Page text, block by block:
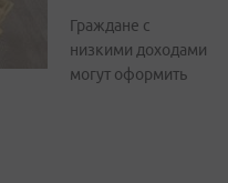
Граждане с
низкими доходами
могут оформить